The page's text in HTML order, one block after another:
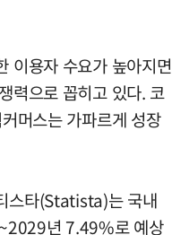
이용자 수요가 높아지면
력으로 꼽히고 있다. 코
머스는 가파르게 성장
스타(Statista)는 국내
년 7.49%로 예상